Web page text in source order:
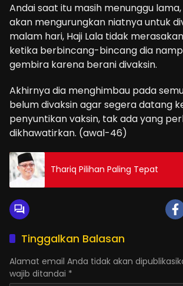
Andai saat itu masih menunggu lama,
akan mengurungkan niatnya untuk
malam hari, Haji Lala tidak
ketika berbincang-bincang dia
gembira karena berani divaksin.
Akhirnya dia menghimbau pada
belum divaksin agar segera datang
penyuntikan vaksin, tak ada yang
dikhawatirkan. (awal-46)
Thariq Pilihan Paling Tepat
Tinggalkan Balasan
Alamat email Anda tidak akan
wajib ditandai *